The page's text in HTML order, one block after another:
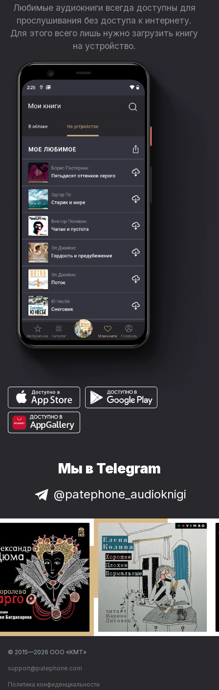
Любимые аудиокниги всегда доступны для
прослушивания без доступа к интернету.
Для этого всего лишь нужно загрузить книгу
на устройство.
Мы в Telegram
@patephone_audioknigi
© 2015—2026 ООО «КМТ»
support@patephone.com
Политика конфиденциальности